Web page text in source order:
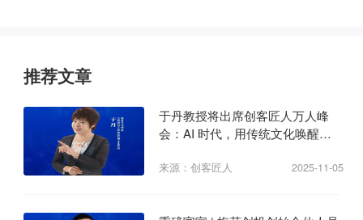
推荐文章
于丹教授将出席创客匠人万人峰
会：AI 时代，用传统文化唤醒商
来源：创客匠人 2025-11-05